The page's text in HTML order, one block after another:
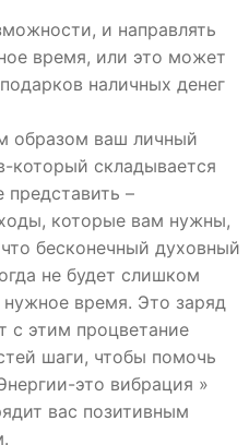
и направлять
время, или это может
наличных денег
образом ваш личный
который складывается
–
которые вам нужны,
бесконечный духовный
не будет слишком
время. Это заряд
с этим процветание
шаги, чтобы помочь
это вибрация »
вас позитивным